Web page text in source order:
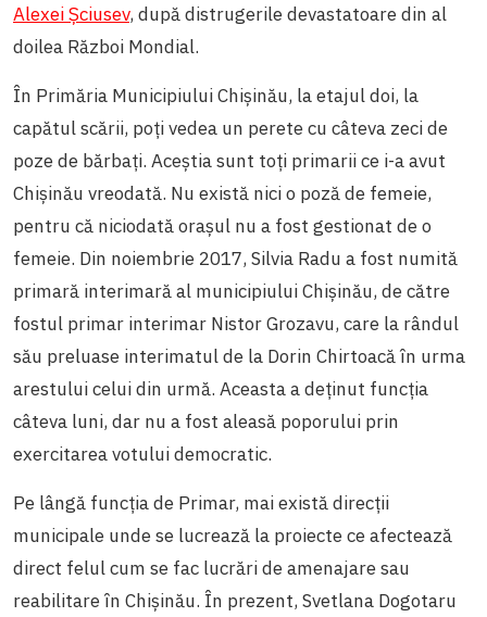
Alexei Şciusev, după distrugerile devastatoare din al
doilea Război Mondial.
În Primăria Municipiului Chișinău, la etajul doi, la
capătul scării, poți vedea un perete cu câteva zeci de
poze de bărbați. Aceștia sunt toți primarii ce i-a avut
Chișinău vreodată. Nu există nici o poză de femeie,
pentru că niciodată orașul nu a fost gestionat de o
femeie. Din noiembrie 2017, Silvia Radu a fost numită
primară interimară al municipiului Chișinău, de către
fostul primar interimar Nistor Grozavu, care la rândul
său preluase interimatul de la Dorin Chirtoacă în urma
arestului celui din urmă. Aceasta a deținut funcția
câteva luni, dar nu a fost aleasă poporului prin
exercitarea votului democratic.
Pe lângă funcția de Primar, mai există direcții
municipale unde se lucrează la proiecte ce afectează
direct felul cum se fac lucrări de amenajare sau
reabilitare în Chișinău. În prezent, Svetlana Dogotaru